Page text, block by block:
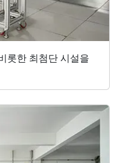
롯한 최첨단 시설을